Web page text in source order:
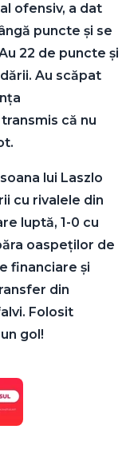
ofensiv, a dat
puncte și se
22 de puncte și
Au scăpat
că nu
lui Laszlo
cu rivalele din
luptă, 1-0 cu
oaspeților de
financiare și
din
Folosit
gol!